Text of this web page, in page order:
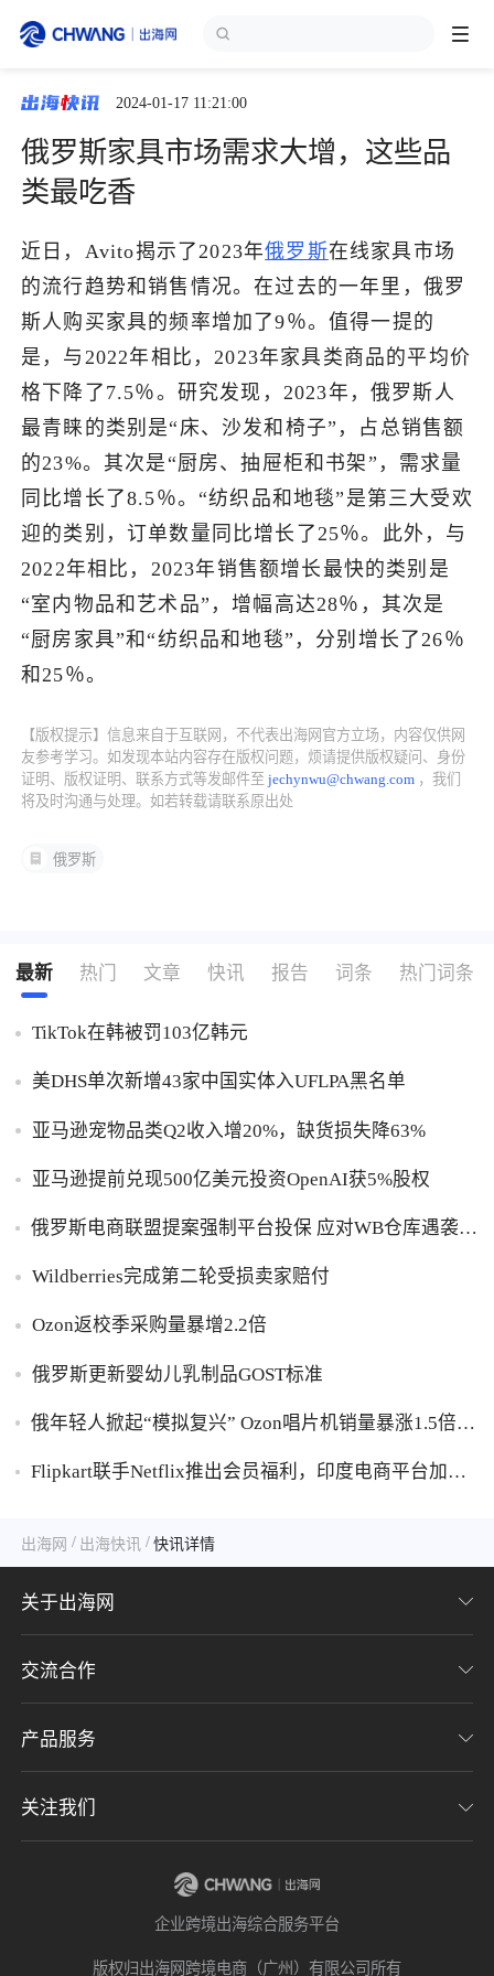
跨境展会
出海服务
出海资讯
跨境报告
出海导航
出海交流群
了解出海网
2024-01-17 11:21:00
俄罗斯家具市场需求大增，这些品
类最吃香
近日，Avito揭示了2023年俄罗斯在线家具市场
的流行趋势和销售情况。在过去的一年里，俄罗
斯人购买家具的频率增加了9％。值得一提的
是，与2022年相比，2023年家具类商品的平均价
格下降了7.5％。研究发现，2023年，俄罗斯人
最青睐的类别是“床、沙发和椅子”，占总销售额
的23%。其次是“厨房、抽屉柜和书架”，需求量
同比增长了8.5％。“纺织品和地毯”是第三大受欢
迎的类别，订单数量同比增长了25％。此外，与
2022年相比，2023年销售额增长最快的类别是
“室内物品和艺术品”，增幅高达28％，其次是
“厨房家具”和“纺织品和地毯”，分别增长了26％
和25％。
【版权提示】信息来自于互联网，不代表出海网官方立场，内容仅供网
友参考学习。如发现本站内容存在版权问题，烦请提供版权疑问、身份
证明、版权证明、联系方式等发邮件至jechynwu@chwang.com ，我们
将及时沟通与处理。如若转载请联系原出处
俄罗斯
最新 热门 文章 快讯 报告 词条 热门词条
TikTok在韩被罚103亿韩元
美DHS单次新增43家中国实体入UFLPA黑名单
亚马逊宠物品类Q2收入增20%，缺货损失降63%
亚马逊提前兑现500亿美元投资OpenAI获5%股权
俄罗斯电商联盟提案强制平台投保 应对WB仓库遇袭卖
Wildberries完成第二轮受损卖家赔付
Ozon返校季采购量暴增2.2倍
俄罗斯更新婴幼儿乳制品GOST标准
俄年轻人掀起“模拟复兴” Ozon唱片机销量暴涨1.5倍黑
Flipkart联手Netflix推出会员福利，印度电商平台加码
出海网 / 出海快讯 / 快讯详情
关于出海网
关于我们
加入我们
隐私协议
交流合作
联系我们
意见反馈
产品服务
CHWE全球跨境电商展
关注我们
企业跨境出海综合服务平台
版权归出海网跨境电商（广州）有限公司所有